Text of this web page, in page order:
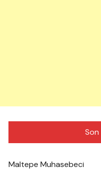
Son
Maltepe Muhasebeci